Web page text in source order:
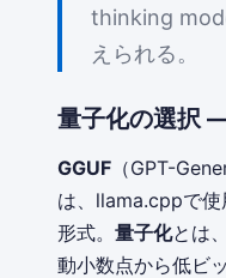
thinking
えられる。
量子化の選択
GGUF （GPT-
は、llama.cppで
形式。 量子化とは
動小数点から低ビ